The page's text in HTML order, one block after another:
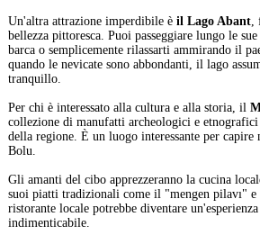
Un'altra attrazione imperdibile è il Lago Abant,
bellezza pittoresca. Puoi passeggiare lungo le
barca o semplicemente rilassarti ammirando il
quando le nevicate sono abbondanti, il lago
tranquillo.
Per chi è interessato alla cultura e alla storia, il
collezione di manufatti archeologici e etnografici
della regione. È un luogo interessante per capire
Bolu.
Gli amanti del cibo apprezzeranno la cucina
suoi piatti tradizionali come il "mengen pilavı"
ristorante locale potrebbe diventare
indimenticabile.